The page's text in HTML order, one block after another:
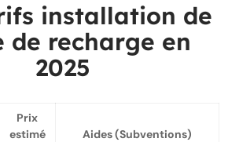
installation de
de recharge en
2025
Prix
estimé
Aides (Subventions)